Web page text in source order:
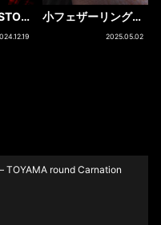
小フェザーリング
2025.05.02
TOYAMA round Carnation